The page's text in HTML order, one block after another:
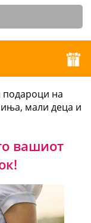
подароци на
мали деца и
вашиот